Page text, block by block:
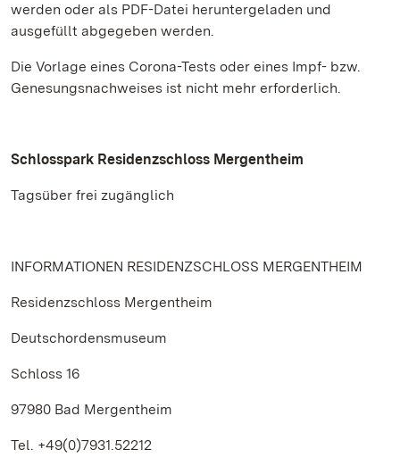
werden oder als PDF-Datei heruntergeladen und
ausgefüllt abgegeben werden.
Die Vorlage eines Corona-Tests oder eines Impf- bzw.
Genesungsnachweises ist nicht mehr erforderlich.
Schlosspark Residenzschloss Mergentheim
Tagsüber frei zugänglich
INFORMATIONEN RESIDENZSCHLOSS MERGENTHEIM
Residenzschloss Mergentheim
Deutschordensmuseum
Schloss 16
97980 Bad Mergentheim
Tel. +49(0)7931.52212